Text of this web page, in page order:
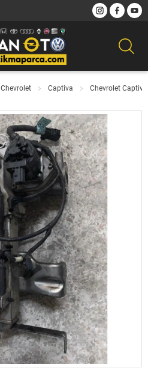
Chevrolet Captiva Chevrolet